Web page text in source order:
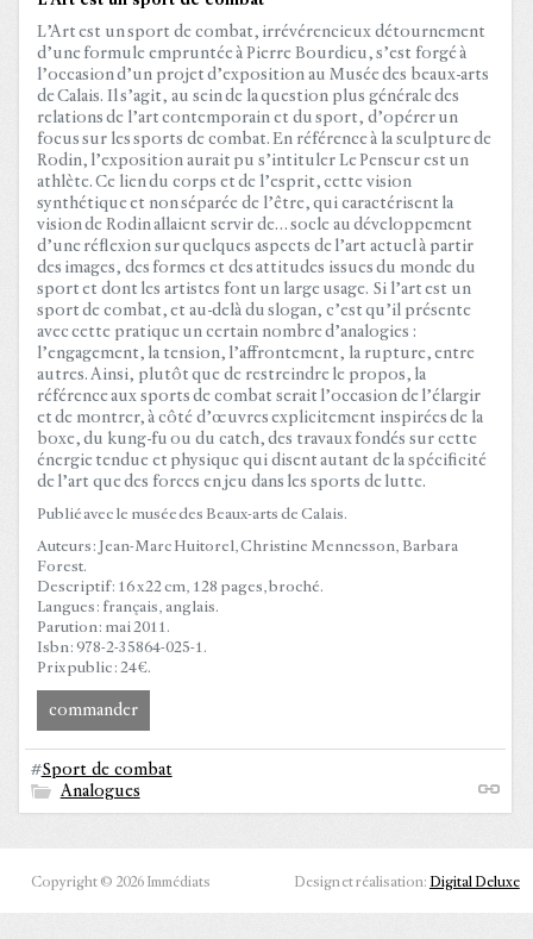
L’Art est un sport de combat, irrévérencieux détournement
d’une formule empruntée à Pierre Bourdieu, s’est forgé à
l’occasion d’un projet d’exposition au Musée des beaux-arts
de Calais. Il s’agit, au sein de la question plus générale des
relations de l’art contemporain et du sport, d’opérer un
focus sur les sports de combat. En référence à la sculpture de
Rodin, l’exposition aurait pu s’intituler Le Penseur est un
athlète. Ce lien du corps et de l’esprit, cette vision
synthétique et non séparée de l’être, qui caractérisent la
vision de Rodin allaient servir de… socle au développement
d’une réflexion sur quelques aspects de l’art actuel à partir
des images, des formes et des attitudes issues du monde du
sport et dont les artistes font un large usage. Si l’art est un
sport de combat, et au-delà du slogan, c’est qu’il présente
avec cette pratique un certain nombre d’analogies :
l’engagement, la tension, l’affrontement, la rupture, entre
autres. Ainsi, plutôt que de restreindre le propos, la
référence aux sports de combat serait l’occasion de l’élargir
et de montrer, à côté d’œuvres explicitement inspirées de la
boxe, du kung-fu ou du catch, des travaux fondés sur cette
énergie tendue et physique qui disent autant de la spécificité
de l’art que des forces en jeu dans les sports de lutte.
Publié avec le musée des Beaux-arts de Calais.
Auteurs : Jean-Marc Huitorel, Christine Mennesson, Barbara
Forest.
Descriptif : 16 x 22 cm, 128 pages, broché.
Langues : français, anglais.
Parution : mai 2011.
Isbn : 978-2-35864-025-1.
Prix public : 24 €.
commander
#Sport de combat
Analogues
Copyright © 2026 Immédiats Design et réalisation: Digital Deluxe